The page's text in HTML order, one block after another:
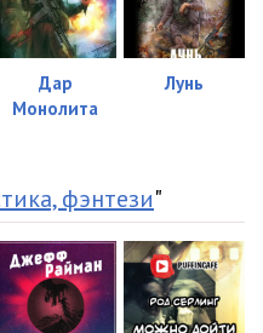
Дар
Монолита
Лунь
фэнтези"